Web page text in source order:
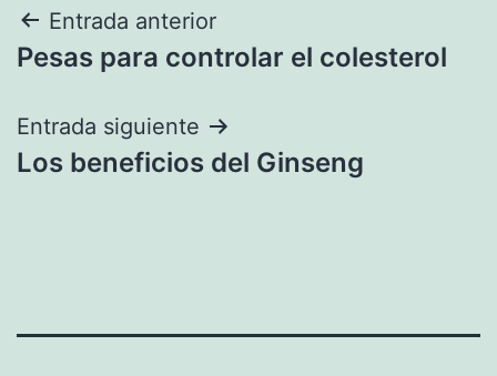
Navegación
de
entradas
Entrada anterior
Pesas para controlar el colesterol
Entrada siguiente
Los beneficios del Ginseng